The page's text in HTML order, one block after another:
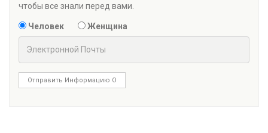
чтобы все знали перед вами.
Человек Женщина
Отправить Информацию О